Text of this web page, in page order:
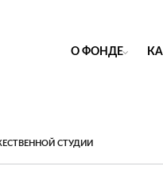
О ФОНДЕ
СТУДИИ